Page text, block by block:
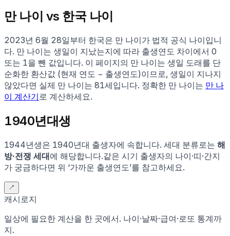
만 나이 vs 한국 나이
2023년 6월 28일부터 한국은 만 나이가 법적 공식 나이입니
다. 만 나이는 생일이 지났는지에 따라 출생연도 차이에서 0
또는 1을 뺀 값입니다. 이 페이지의 만 나이는 생일 도래를 단
순화한 환산값 (현재 연도 − 출생연도)이므로, 생일이 지나지
않았다면 실제 만 나이는 81세입니다. 정확한 만 나이는 만 나
이 계산기로 계산하세요.
1940년대생
1944년생은 1940년대 출생자에 속합니다. 세대 분류로는 해
방·전쟁 세대에 해당합니다.같은 시기 출생자의 나이·띠·간지
가 궁금하다면 위 ‘가까운 출생연도’를 참고하세요.
↗
캐시로지
일상에 필요한 계산을 한 곳에서. 나이·날짜·급여·로또 통계까
지.